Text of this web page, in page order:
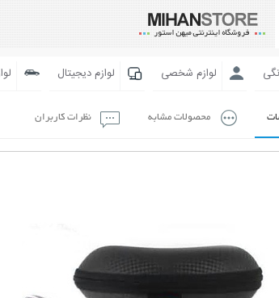
لوازم شخصی لوازم دیجیتال
محصولات مشابه نظرات کاربران